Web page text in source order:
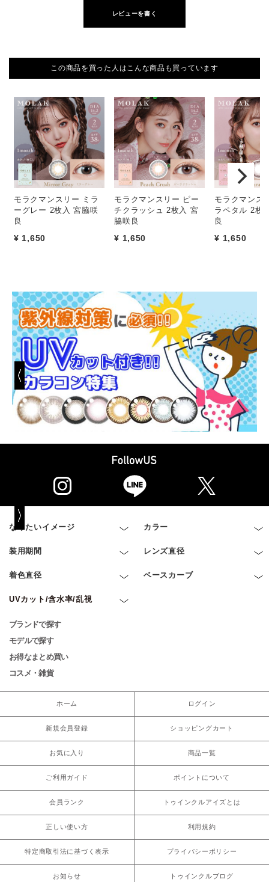
レビューを書く
この商品を買った人はこんな商品も買っています
モラクマンスリー ミラ
ーグレー 2枚入 宮脇咲
良
¥ 1,650
モラクマンスリー ピー
チクラッシュ 2枚入 宮
脇咲良
¥ 1,650
モラクマンス
ラペタル 2枚
良
¥ 1,650
なりたいイメージ カラー
装用期間 レンズ直径
着色直径 ベースカーブ
UVカット/含水率/乱視
ブランドで探す
モデルで探す
お得なまとめ買い
コスメ・雑貨
ホーム ログイン
新規会員登録 ショッピングカート
お気に入り 商品一覧
ご利用ガイド ポイントについて
会員ランク トゥインクルアイズとは
正しい使い方 利用規約
特定商取引法に基づく表示 プライバシーポリシー
お知らせ トゥインクルブログ